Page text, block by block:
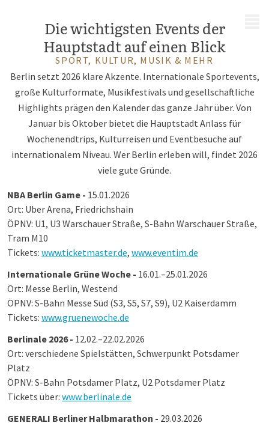
Die wichtigsten Events der
Hauptstadt auf einen Blick
SPORT, KULTUR, MUSIK & MEHR
Berlin setzt 2026 klare Akzente. Internationale Sportevents,
große Kulturformate, Musikfestivals und gesellschaftliche
Highlights prägen den Kalender das ganze Jahr über. Von
Januar bis Oktober bietet die Hauptstadt Anlass für
Wochenendtrips, Kulturreisen und Eventbesuche auf
internationalem Niveau. Wer Berlin erleben will, findet 2026
viele gute Gründe.
NBA Berlin Game - 15.01.2026
Ort: Uber Arena, Friedrichshain
ÖPNV: U1, U3 Warschauer Straße, S-Bahn Warschauer Straße,
Tram M10
Tickets: www.ticketmaster.de, www.eventim.de
Internationale Grüne Woche - 16.01.–25.01.2026
Ort: Messe Berlin, Westend
ÖPNV: S-Bahn Messe Süd (S3, S5, S7, S9), U2 Kaiserdamm
Tickets: www.gruenewoche.de
Berlinale 2026 - 12.02.–22.02.2026
Ort: verschiedene Spielstätten, Schwerpunkt Potsdamer
Platz
ÖPNV: S-Bahn Potsdamer Platz, U2 Potsdamer Platz
Tickets über: www.berlinale.de
GENERALI Berliner Halbmarathon - 29.03.2026